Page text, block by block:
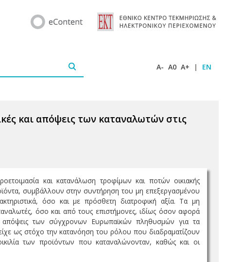
A- A0 A+ | EN
και απόψεις των καταναλωτών στις
και κατανάλωση τροφίμων και ποτών οικιακής
συμβάλλουν στην συντήρηση του μη επεξεργασμένου
όσο και με πρόσθετη διατροφική αξία. Τα μη
όσο και από τους επιστήμονες, ιδίως όσον αφορά
απόψεις των σύγχρονων Ευρωπαϊκών πληθυσμών για τα
ως στόχο την κατανόηση του ρόλου που διαδραματίζουν
των προϊόντων που καταναλώνονταν, καθώς και οι